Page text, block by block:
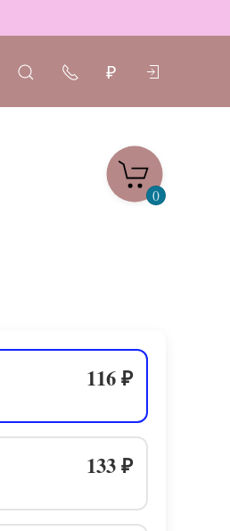
₽
0
116 ₽
133 ₽